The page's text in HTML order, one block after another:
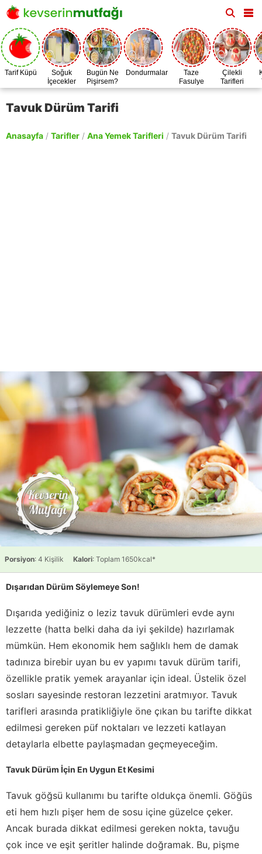
Tarif Küpü
Soğuk
İçecekler
Bugün Ne
Pişirsem?
Dondurmalar
Taze
Fasulye
Zamanı
Çilekli
Tarifleri
Tavuk Dürüm Tarifi
Anasayfa / Tarifler / Ana Yemek Tarifleri / Tavuk Dürüm Tarifi
Porsiyon: 4 Kişilik Kalori: Toplam 1650kcal*
Dışarıdan Dürüm Söylemeye Son!
Dışarıda yediğiniz o leziz tavuk dürümleri evde aynı
lezzette (hatta belki daha da iyi şekilde) hazırlamak
mümkün. Hem ekonomik hem sağlıklı hem de damak
tadınıza birebir uyan bu ev yapımı tavuk dürüm tarifi,
özellikle pratik yemek arayanlar için ideal. Üstelik özel
sosları sayesinde restoran lezzetini aratmıyor. Tavuk
tarifleri arasında pratikliğiyle öne çıkan bu tarifte dikkat
edilmesi gereken püf noktaları ve lezzeti katlayan
detaylarla elbette paylaşmadan geçmeyeceğim.
Tavuk Dürüm İçin En Uygun Et Kesimi
Tavuk göğsü kullanımı bu tarifte oldukça önemli. Göğüs
eti hem hızlı pişer hem de sosu içine güzelce çeker.
Ancak burada dikkat edilmesi gereken nokta, tavuğu
çok ince ve eşit şeritler halinde doğramak. Bu, pişme